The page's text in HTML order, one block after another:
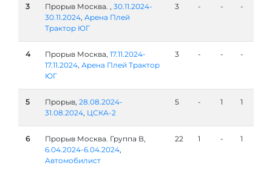
3 Прорыв Москва. , 30.11.2024-
30.11.2024, Арена Плей
Трактор ЮГ
3 - - -
4 Прорыв Москва, 17.11.2024-
17.11.2024, Арена Плей Трактор
ЮГ
3 - - -
5 Прорыв, 28.08.2024-
31.08.2024, ЦСКА-2
5 - 1 1
6
Прорыв Москва. Группа В,
6.04.2024-6.04.2024,
Автомобилист
22 1 - 1